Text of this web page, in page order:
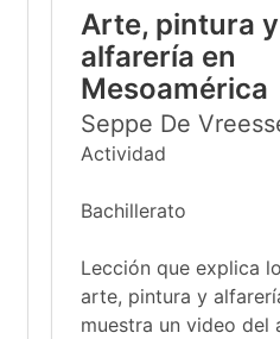
Arte, pintura y
alfarería en
Mesoamérica
Seppe De
Actividad
Bachillerato
Lección que explica
arte, pintura y
muestra un video del